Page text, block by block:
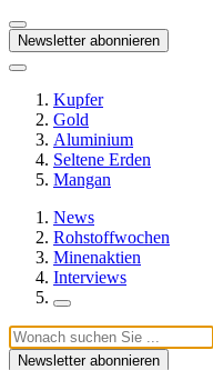
Newsletter abonnieren
Kupfer
Gold
Aluminium
Seltene Erden
Mangan
News
Rohstoffwochen
Minenaktien
Interviews
Newsletter abonnieren